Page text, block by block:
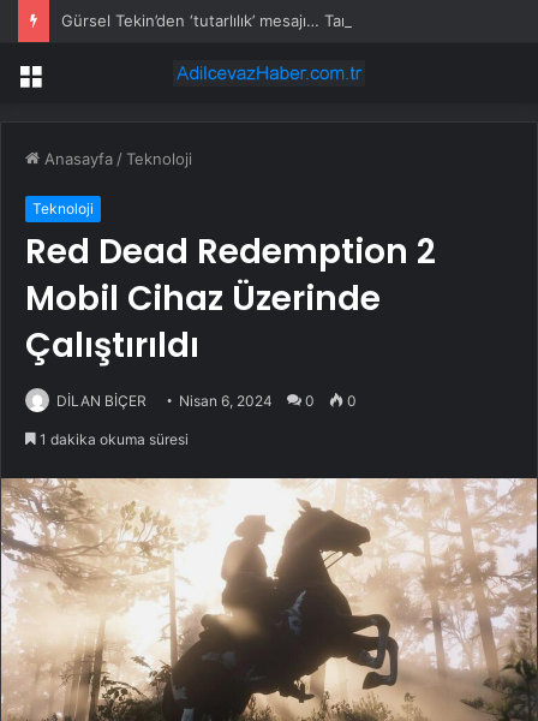
Menü
Anasayfa /Teknoloji
Teknoloji
Red Dead Redemption 2
Mobil Cihaz Üzerinde
Çalıştırıldı
DİLAN BİÇER Nisan 6, 2024 0 0
1 dakika okuma süresi